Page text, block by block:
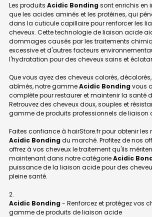
Les produits Acidic Bonding sont enrichis en
que les acides aminés et les protéines, qui
dans la cuticule capillaire pour renforcer les
cheveux. Cette technologie de liaison acide
dommages causés par les traitements
excessive et d'autres facteurs
l'hydratation pour des cheveux sains et
Que vous ayez des cheveux colorés,
abîmés, notre gammeAcidic Bonding vous
complète pour restaurer et maintenir la santé
Retrouvez des cheveux doux, souples et
gamme de produits professionnels de liaison
Faites confiance à hairStore.fr pour obtenir les
Acidic Bonding du marché. Profitez de nos
offrez à vos cheveux le traitement qu'ils
maintenant dans notre catégorieAcidic
puissance de la liaison acide pour des
pleine santé.
Acidic Bonding - Renforcez et protégez vos
gamme de produits de liaison acide